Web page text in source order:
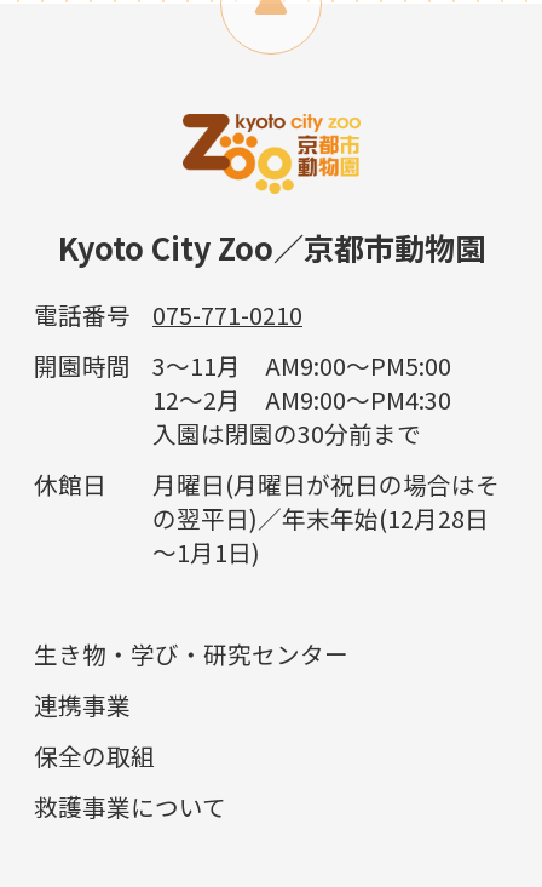
Kyoto City Zoo／京都市動物園
電話番号
075-771-0210
開園時間
3～11月 AM9:00～PM5:00
12～2月 AM9:00～PM4:30
入園は閉園の30分前まで
休館日
月曜日(月曜日が祝日の場合はそ
の翌平日)／年末年始(12月28日
～1月1日)
生き物・学び・研究センター
連携事業
保全の取組
救護事業について